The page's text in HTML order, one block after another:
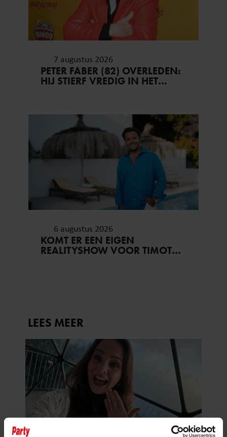
7 augustus 2026
PETER FABER (82) OVERLEDEN:
HIJ STIERF VREDIG IN HET
6 augustus 2026
KOMT ER EEN EIGEN
REALITYSHOW VOOR TIMOTHY